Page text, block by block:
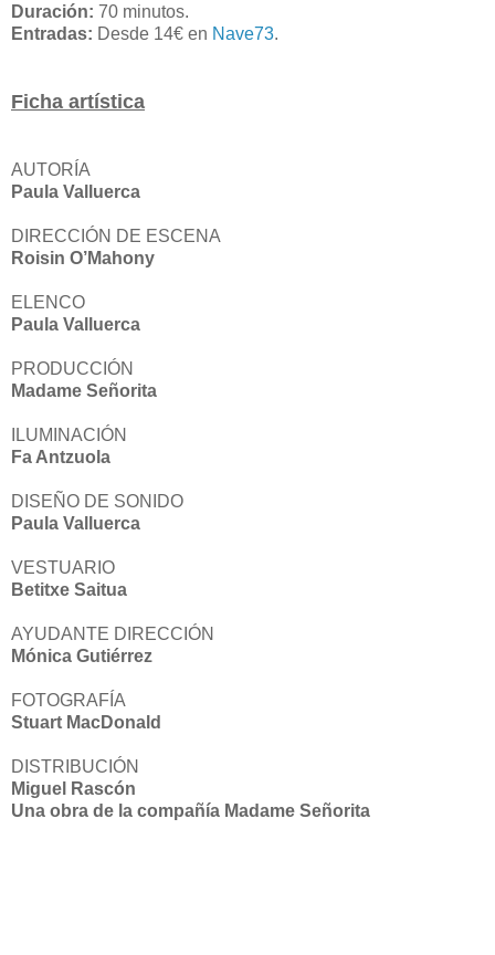
Duración: 70 minutos.
Entradas: Desde 14€ en Nave73.
Ficha artística
AUTORÍA
Paula Valluerca
DIRECCIÓN DE ESCENA
Roisin O’Mahony
ELENCO
Paula Valluerca
PRODUCCIÓN
Madame Señorita
ILUMINACIÓN
Fa Antzuola
DISEÑO DE SONIDO
Paula Valluerca
VESTUARIO
Betitxe Saitua
AYUDANTE DIRECCIÓN
Mónica Gutiérrez
FOTOGRAFÍA
Stuart MacDonald
DISTRIBUCIÓN
Miguel Rascón
Una obra de la compañía Madame Señorita